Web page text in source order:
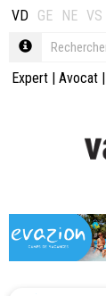
VD GE NE VS
Expert | Avocat |